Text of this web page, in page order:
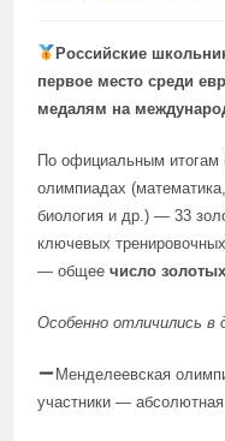
Российские
первое место среди
медалям на
По официальным
олимпиадах
биология и др.) — 33
ключевых
— общеечисло
Особенно отличились в
Менделеевская
участники —